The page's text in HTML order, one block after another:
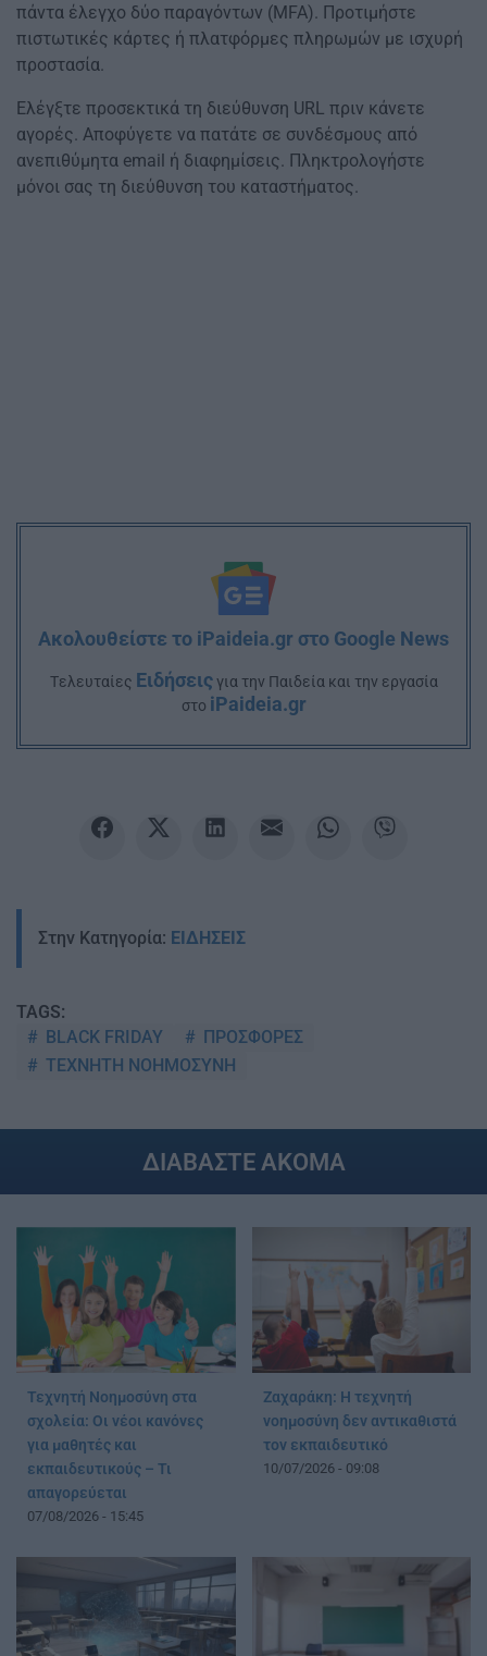
πάντα έλεγχο δύο παραγόντων (MFA). Προτιμήστε
πιστωτικές κάρτες ή πλατφόρμες πληρωμών με ισχυρή
προστασία.
Ελέγξτε προσεκτικά τη διεύθυνση URL πριν κάνετε
αγορές. Αποφύγετε να πατάτε σε συνδέσμους από
ανεπιθύμητα email ή διαφημίσεις. Πληκτρολογήστε
μόνοι σας τη διεύθυνση του καταστήματος.
Ακολουθείστε το iPaideia.gr στο Google News
Tελευταίες Ειδήσειςγια την Παιδεία και την εργασία
στο iPaideia.gr
Στην Κατηγορία: ΕΙΔΗΣΕΙΣ
TAGS:
BLACK FRIDAY
ΠΡΟΣΦΟΡΕΣ
ΤΕΧΝΗΤΗ ΝΟΗΜΟΣΥΝΗ
ΔΙΑΒΑΣΤΕ ΑΚΟΜΑ
Τεχνητή Νοημοσύνη στα
σχολεία: Οι νέοι κανόνες
για μαθητές και
εκπαιδευτικούς – Τι
απαγορεύεται
07/08/2026 - 15:45
Ζαχαράκη: Η τεχνητή
νοημοσύνη δεν αντικαθιστά
τον εκπαιδευτικό
10/07/2026 - 09:08